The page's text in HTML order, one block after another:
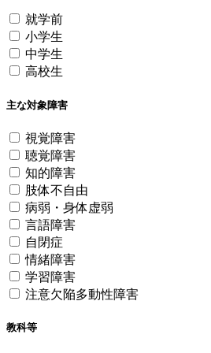
就学前
小学生
中学生
高校生
主な対象障害
視覚障害
聴覚障害
知的障害
肢体不自由
病弱・身体虚弱
言語障害
自閉症
情緒障害
学習障害
注意欠陥多動性障害
教科等